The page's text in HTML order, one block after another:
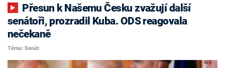
senátoři, prozradil Kuba. ODS reagovala
nečekaně
Téma: Senát